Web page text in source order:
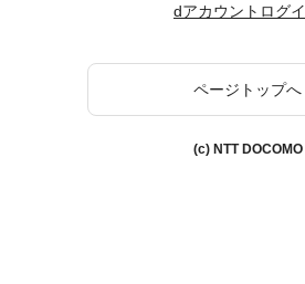
dアカウントログ
ページトップへ
(c) NTT DOCOMO